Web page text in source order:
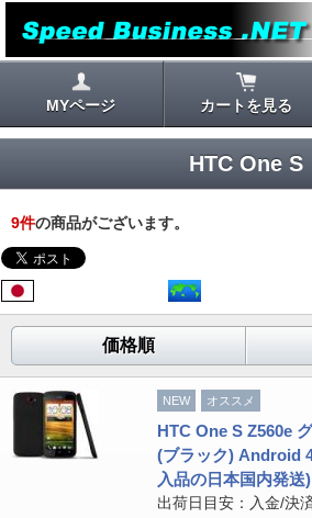
MYページ カートを見る
HTC One S
9件の商品がございます。
価格順
NEW オススメ
HTC One S Z560e
(ブラック) Android
入品の日本国内発送)
出荷日目安：入金/決